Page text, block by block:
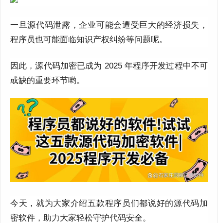
一旦源代码泄露，企业可能会遭受巨大的经济损失，
程序员也可能面临知识产权纠纷等问题呢。
因此，源代码加密已成为 2025 年程序开发过程中不可
或缺的重要环节哟。
今天，就为大家介绍五款程序员们都说好的源代码加
密软件，助力大家轻松守护代码安全。